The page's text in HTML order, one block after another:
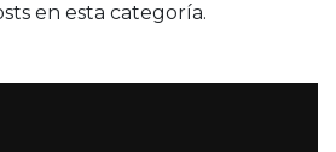
en esta categoría.